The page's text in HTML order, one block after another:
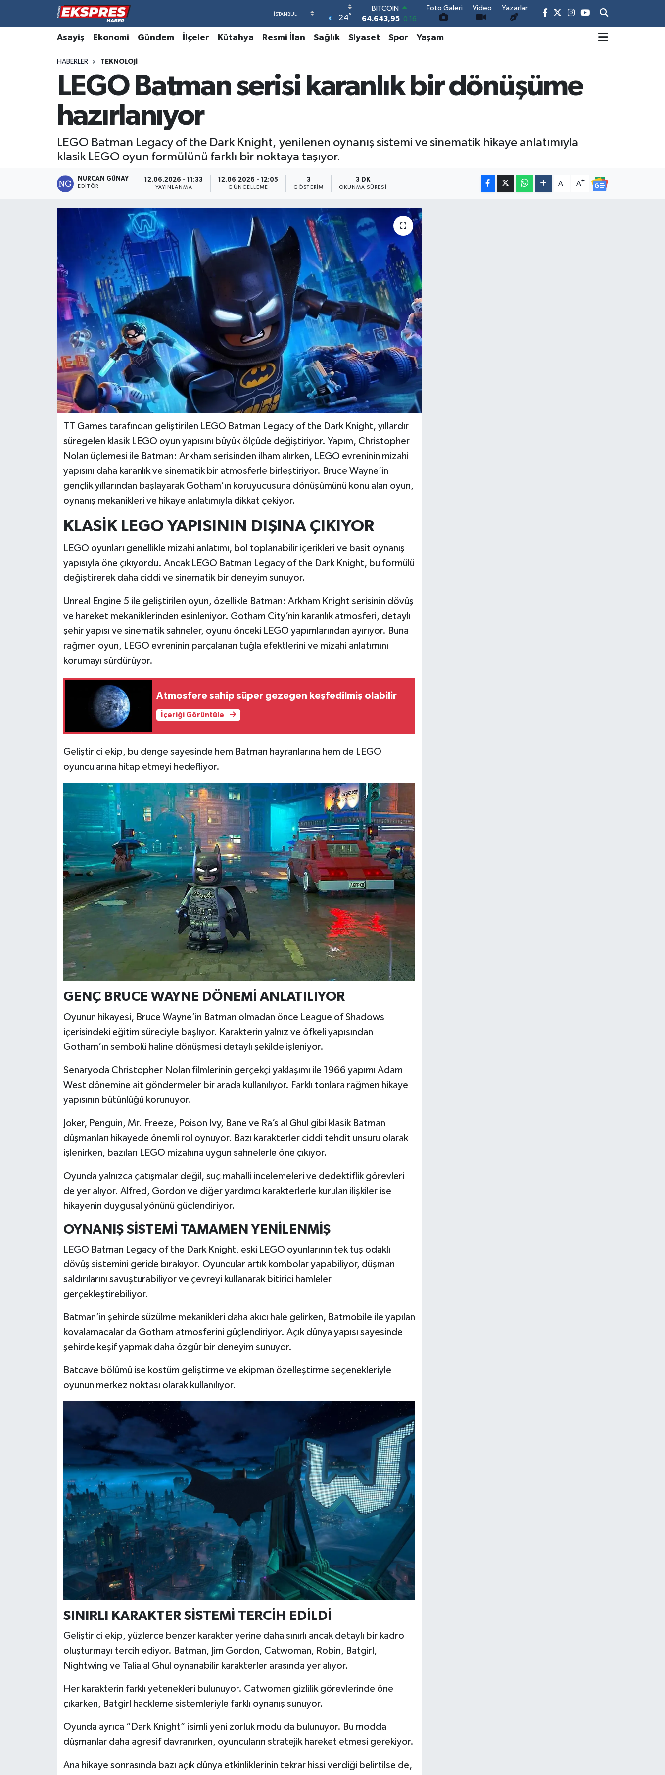
24°
DOLAR
47,6704 0
EURO
55,0406 -0.08
6500.87
0.12
BİST100
Foto Galeri Video Yazarlar
Asayiş Ekonomi Gündem İlçeler Kütahya Resmi İlan Sağlık Siyaset Spor Yaşam
HABERLER TEKNOLOJI
LEGO Batman serisi karanlık bir dönüşüme
hazırlanıyor
LEGO Batman Legacy of the Dark Knight, yenilenen oynanış sistemi ve sinematik hikaye anlatımıyla
klasik LEGO oyun formülünü farklı bir noktaya taşıyor.
NURCAN GÜNAY
EDITÖR
12.06.2026 - 11:33
YAYINLANMA
12.06.2026 - 12:05
GÜNCELLEME
3
GÖSTERIM
3 DK
OKUNMA SÜRESI
A- A+
TT Games tarafından geliştirilen LEGO Batman Legacy of the Dark Knight, yıllardır
süregelen klasik LEGO oyun yapısını büyük ölçüde değiştiriyor. Yapım, Christopher
Nolan üçlemesi ile Batman: Arkham serisinden ilham alırken, LEGO evreninin mizahi
yapısını daha karanlık ve sinematik bir atmosferle birleştiriyor. Bruce Wayne’in
gençlik yıllarından başlayarak Gotham’ın koruyucusuna dönüşümünü konu alan oyun,
oynanış mekanikleri ve hikaye anlatımıyla dikkat çekiyor.
KLASİK LEGO YAPISININ DIŞINA ÇIKIYOR
LEGO oyunları genellikle mizahi anlatımı, bol toplanabilir içerikleri ve basit oynanış
yapısıyla öne çıkıyordu. Ancak LEGO Batman Legacy of the Dark Knight, bu formülü
değiştirerek daha ciddi ve sinematik bir deneyim sunuyor.
Unreal Engine 5 ile geliştirilen oyun, özellikle Batman: Arkham Knight serisinin dövüş
ve hareket mekaniklerinden esinleniyor. Gotham City’nin karanlık atmosferi, detaylı
şehir yapısı ve sinematik sahneler, oyunu önceki LEGO yapımlarından ayırıyor. Buna
rağmen oyun, LEGO evreninin parçalanan tuğla efektlerini ve mizahi anlatımını
korumayı sürdürüyor.
Atmosfere sahip süper gezegen keşfedilmiş olabilir
İçeriği Görüntüle
Geliştirici ekip, bu denge sayesinde hem Batman hayranlarına hem de LEGO
oyuncularına hitap etmeyi hedefliyor.
GENÇ BRUCE WAYNE DÖNEMİ ANLATILIYOR
Oyunun hikayesi, Bruce Wayne’in Batman olmadan önce League of Shadows
içerisindeki eğitim süreciyle başlıyor. Karakterin yalnız ve öfkeli yapısından
Gotham’ın sembolü haline dönüşmesi detaylı şekilde işleniyor.
Senaryoda Christopher Nolan filmlerinin gerçekçi yaklaşımı ile 1966 yapımı Adam
West dönemine ait göndermeler bir arada kullanılıyor. Farklı tonlara rağmen hikaye
yapısının bütünlüğü korunuyor.
Joker, Penguin, Mr. Freeze, Poison Ivy, Bane ve Ra’s al Ghul gibi klasik Batman
düşmanları hikayede önemli rol oynuyor. Bazı karakterler ciddi tehdit unsuru olarak
işlenirken, bazıları LEGO mizahına uygun sahnelerle öne çıkıyor.
Oyunda yalnızca çatışmalar değil, suç mahalli incelemeleri ve dedektiflik görevleri
de yer alıyor. Alfred, Gordon ve diğer yardımcı karakterlerle kurulan ilişkiler ise
hikayenin duygusal yönünü güçlendiriyor.
OYNANIŞ SİSTEMİ TAMAMEN YENİLENMİŞ
LEGO Batman Legacy of the Dark Knight, eski LEGO oyunlarının tek tuş odaklı
dövüş sistemini geride bırakıyor. Oyuncular artık kombolar yapabiliyor, düşman
saldırılarını savuşturabiliyor ve çevreyi kullanarak bitirici hamleler
gerçekleştirebiliyor.
Batman’in şehirde süzülme mekanikleri daha akıcı hale gelirken, Batmobile ile yapılan
kovalamacalar da Gotham atmosferini güçlendiriyor. Açık dünya yapısı sayesinde
şehirde keşif yapmak daha özgür bir deneyim sunuyor.
Batcave bölümü ise kostüm geliştirme ve ekipman özelleştirme seçenekleriyle
oyunun merkez noktası olarak kullanılıyor.
SINIRLI KARAKTER SİSTEMİ TERCİH EDİLDİ
Geliştirici ekip, yüzlerce benzer karakter yerine daha sınırlı ancak detaylı bir kadro
oluşturmayı tercih ediyor. Batman, Jim Gordon, Catwoman, Robin, Batgirl,
Nightwing ve Talia al Ghul oynanabilir karakterler arasında yer alıyor.
Her karakterin farklı yetenekleri bulunuyor. Catwoman gizlilik görevlerinde öne
çıkarken, Batgirl hackleme sistemleriyle farklı oynanış sunuyor.
Oyunda ayrıca “Dark Knight” isimli yeni zorluk modu da bulunuyor. Bu modda
düşmanlar daha agresif davranırken, oyuncuların stratejik hareket etmesi gerekiyor.
Ana hikaye sonrasında bazı açık dünya etkinliklerinin tekrar hissi verdiği belirtilse de,
Altıntaş
Biyografiler
Domaniç
Foto Galeri
Köşe Yazıları
Teknoloji
Video Galeri
Yemek Tarifleri
Hava Durumu
Trafik Durumu
Süper Lig Puan Durumu ve Fikstür
Tüm Manşetler
Son Dakika Haberleri